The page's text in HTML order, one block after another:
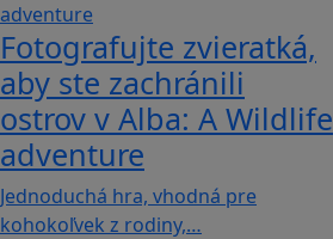
Fotografujte zvieratká,
aby ste zachránili
ostrov v Alba: A Wildlife
adventure
Jednoduchá hra, vhodná pre
kohokoľvek z rodiny,…